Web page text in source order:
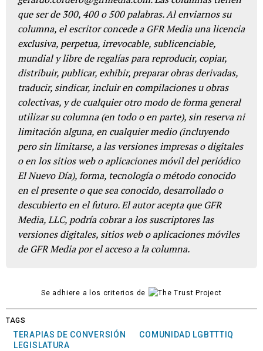
que ser de 300, 400 o 500 palabras. Al enviarnos su
columna, el escritor concede a GFR Media una licencia
exclusiva, perpetua, irrevocable, sublicenciable,
mundial y libre de regalías para reproducir, copiar,
distribuir, publicar, exhibir, preparar obras derivadas,
traducir, sindicar, incluir en compilaciones u obras
colectivas, y de cualquier otro modo de forma general
utilizar su columna (en todo o en parte), sin reserva ni
limitación alguna, en cualquier medio (incluyendo
pero sin limitarse, a las versiones impresas o digitales
o en los sitios web o aplicaciones móvil del periódico
El Nuevo Día), forma, tecnología o método conocido
en el presente o que sea conocido, desarrollado o
descubierto en el futuro. El autor acepta que GFR
Media, LLC, podría cobrar a los suscriptores las
versiones digitales, sitios web o aplicaciones móviles
de GFR Media por el acceso a la columna.
Se adhiere a los criterios de
TAGS
TERAPIAS DE CONVERSIÓN
COMUNIDAD LGBTTTIQ
LEGISLATURA